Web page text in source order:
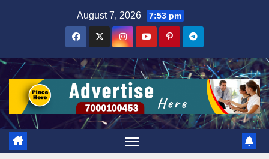
August 7, 2026 7:53 pm